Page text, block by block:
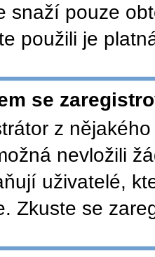
snaží pouze
použili je
se
z
nevložili
uživatelé,
Zkuste se